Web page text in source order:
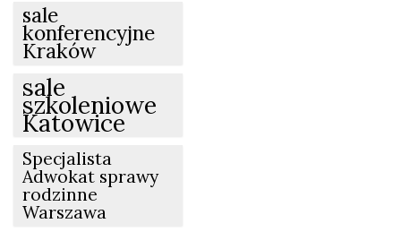
sale
konferencyjne
Kraków
sale
szkoleniowe
Katowice
Specjalista
Adwokat sprawy
rodzinne
Warszawa